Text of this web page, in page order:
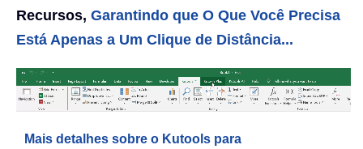
Recursos, Garantindo que O Que Você Precisa
Está Apenas a Um Clique de Distância...
Mais detalhes sobre o Kutools para